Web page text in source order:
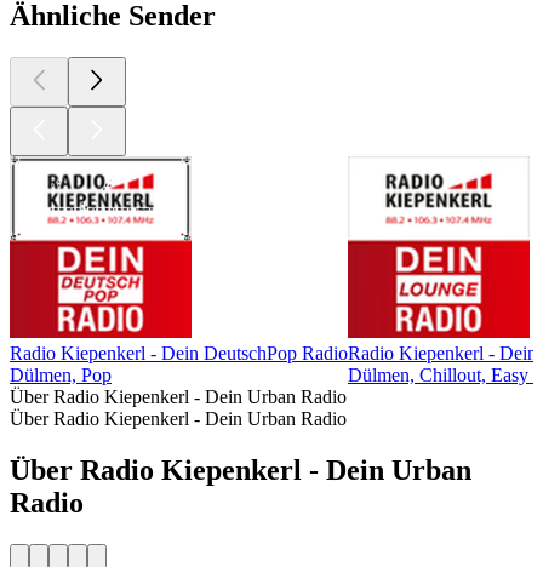
Ähnliche Sender
Radio Kiepenkerl - Dein DeutschPop Radio
Dülmen, Pop
Radio Kiepenkerl - Dein
Dülmen, Chillout, Easy
Über Radio Kiepenkerl - Dein Urban Radio
Über Radio Kiepenkerl - Dein Urban Radio
Über Radio Kiepenkerl - Dein Urban
Radio